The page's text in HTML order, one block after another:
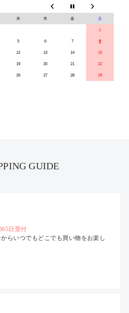
水 木 金 土
1
5 6 7 8
12 13 14 15
19 20 21 22
26 27 28 29
GUIDE
日受付
らいつでもどこでも買い物をお楽し